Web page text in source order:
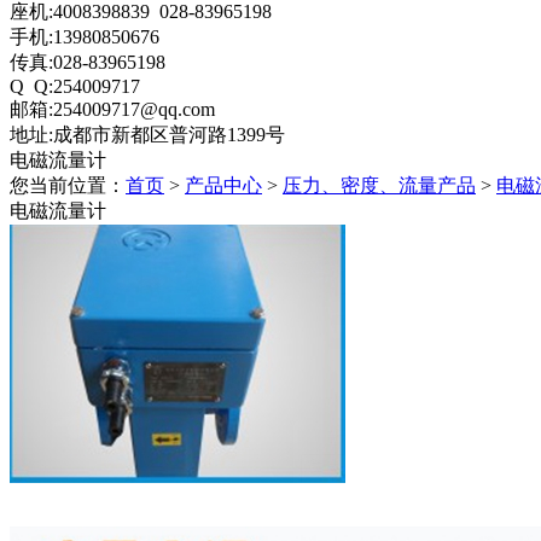
座机:4008398839 028-83965198
手机:13980850676
传真:028-83965198
Q Q:254009717
邮箱:254009717@qq.com
地址:成都市新都区普河路1399号
电磁流量计
您当前位置： 首页 > 产品中心 > 压力、密度、流量产品 > 电磁
电磁流量计